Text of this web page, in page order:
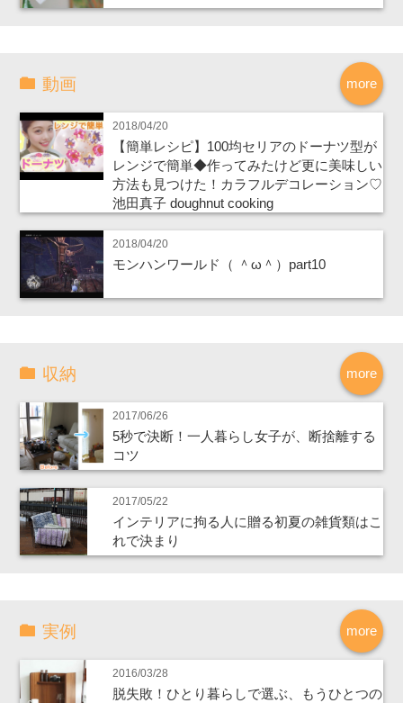
more
動画
2018/04/20
【簡単レシピ】100均セリアのドーナツ型が
レンジで簡単◆作ってみたけど更に美味しい
方法も見つけた！カラフルデコレーション♡
池田真子 doughnut cooking
2018/04/20
モンハンワールド（ ＾ω＾）part10
more
収納
2017/06/26
5秒で決断！一人暮らし女子が、断捨離する
コツ
2017/05/22
インテリアに拘る人に贈る初夏の雑貨類はこ
れで決まり
more
実例
2016/03/28
脱失敗！ひとり暮らしで選ぶ、もうひとつの